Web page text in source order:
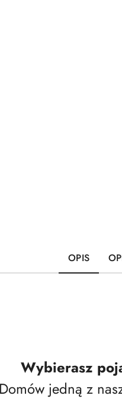
OPIS
Wybierasz
Domów jedną z